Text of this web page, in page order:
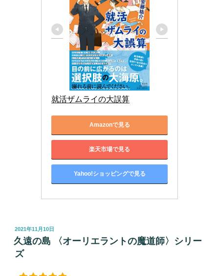
就活ザムライの大誤算
Amazonで見る
楽天市場で見る
Yahoo!ショッピングで見る
投
稿
日:
2021年11月10日
久遠の島 〈オーリエラントの魔道師〉シリー
ズ